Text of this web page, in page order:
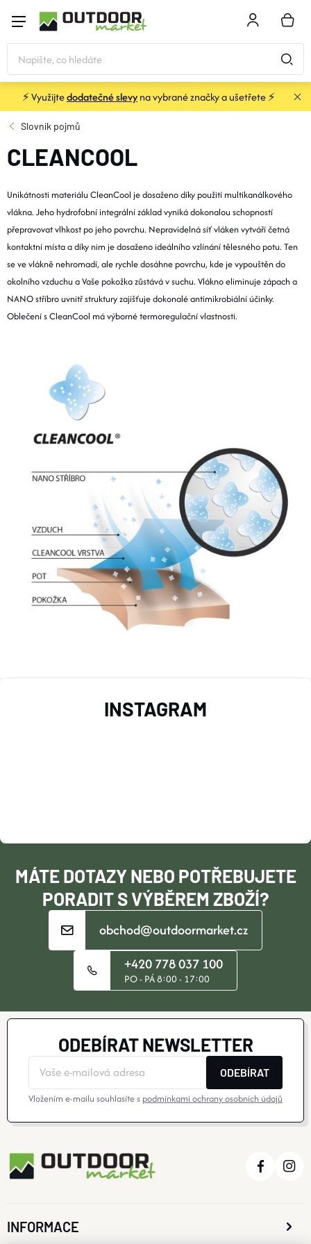
obsah
KOŠÍK
STANY
SPACÁKY
BATOHY A TAŠKY
KARIMATKY
OBLEČENÍ
DOPLŇKY
VYBAVENÍ
Kontakty Napište nám
Slovník pojmů
Nákup pro kolektiv
Slevové kódy
Blog
Doprava a platba
Mimosoudní řešení sporů
Obchodní podmínky
Ochrana osobních údajů
Výměna a vrácení
Stav objednávky
Moje objednávka
⚡ Využijtedodatečné slevyna vybrané značky a ušetřete ⚡
Slovník pojmů
CLEANCOOL
Unikátnosti materiálu CleanCool je dosaženo díky použití multikanálkového
vlákna. Jeho hydrofobní integrální základ vyniká dokonalou schopností
přepravovat vlhkost po jeho povrchu. Nepravidelná síť vláken vytváří četná
kontaktní místa a díky nim je dosaženo ideálního vzlínání tělesného potu. Ten
se ve vlákně nehromadí, ale rychle dosáhne povrchu, kde je vypouštěn do
okolního vzduchu a Vaše pokožka zůstává v suchu. Vlákno eliminuje zápach a
NANO stříbro uvnitř struktury zajišťuje dokonalé antimikrobiální účinky.
Oblečení s CleanCool má výborné termoregulační vlastnosti.
T
MÁTE DOTAZY NEBO POTŘEBUJETE
PORADIT S VÝBĚREM ZBOŽÍ?
obchod@outdoormarket.cz
+420 778 037 100
PO - PÁ 8:00 - 17:00
INSTAGRAM
ODEBÍRAT NEWSLETTER
ODEBÍRAT
Vložením e-mailu souhlasíte s podmínkami ochrany osobních údajů
INFORMACE